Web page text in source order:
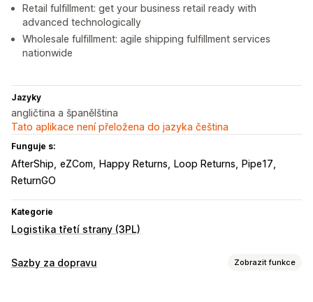
Retail fulfillment: get your business retail ready with
advanced technologically
Wholesale fulfillment: agile shipping fulfillment services
nationwide
Jazyky
angličtina a španělština
Tato aplikace není přeložena do jazyka čeština
Funguje s:
AfterShip eZCom Happy Returns Loop Returns
Pipe17
ReturnGO
Kategorie
Logistika třetí strany (3PL)
Sazby za dopravu Zobrazit funkce